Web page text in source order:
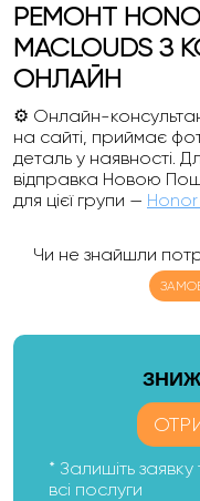
РЕМОНТ
MACLOUDS
ОНЛАЙН
⚙️ Онлайн-
на сайті, приймає
деталь у наявності.
відправка Новою
для цієї групи — Honor
Чи не знайшли
* Залишіть
всі послуги